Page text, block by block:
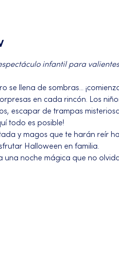
infantil para
se llena de sombras...
en cada rincón. Los
escapar de trampas
todo es posible!
y magos que te harán reír
Halloween en familia.
noche mágica que no